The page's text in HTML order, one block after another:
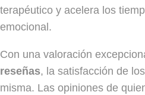
terapéutico y acelera los
emocional.
Con una valoración
reseñas, la satisfacción de
misma. Las opiniones de